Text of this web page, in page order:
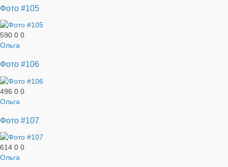
Фото #105
590 0 0
Ольга
Фото #106
496 0 0
Ольга
Фото #107
614 0 0
Ольга